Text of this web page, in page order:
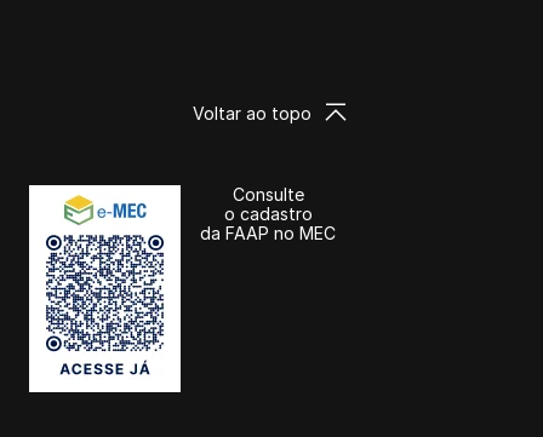
Consulte
o cadastro
da FAAP no MEC
Voltar ao topo